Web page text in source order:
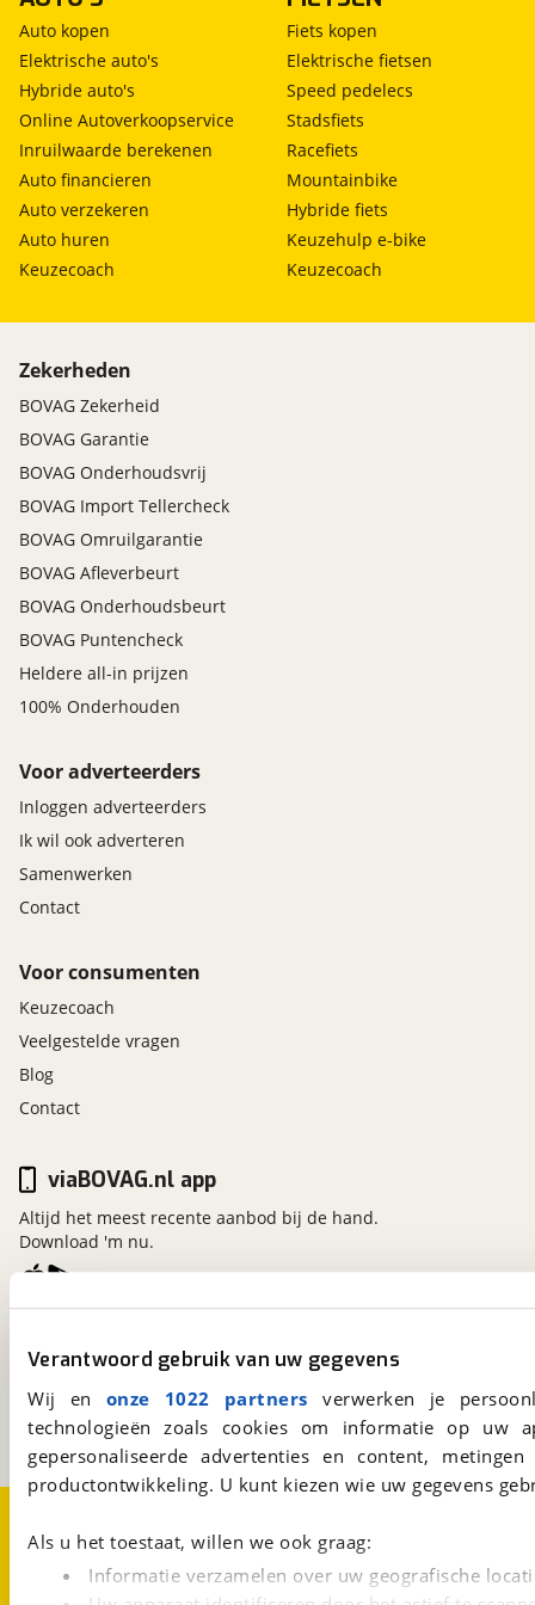
Verantwoord gebruik van uw gegevens
Wij en onze 1022 partners verwerken je
technologieën zoals cookies om informatie op
gepersonaliseerde advertenties en content,
productontwikkeling. U kunt kiezen wie uw gegevens
Als u het toestaat, willen we ook graag:
Informatie verzamelen over uw geografische
Auto kopen
Elektrische auto's
Hybride auto's
Online Autoverkoopservice
Inruilwaarde berekenen
Auto financieren
Auto verzekeren
Auto huren
Keuzecoach
Fiets kopen
Elektrische fietsen
Speed pedelecs
Stadsfiets
Racefiets
Mountainbike
Hybride fiets
Keuzehulp e-bike
Keuzecoach
Zekerheden
BOVAG Zekerheid
BOVAG Garantie
BOVAG Onderhoudsvrij
BOVAG Import Tellercheck
BOVAG Omruilgarantie
BOVAG Afleverbeurt
BOVAG Onderhoudsbeurt
BOVAG Puntencheck
Heldere all-in prijzen
100% Onderhouden
Voor adverteerders
Inloggen adverteerders
Ik wil ook adverteren
Samenwerken
Contact
Voor consumenten
Keuzecoach
Veelgestelde vragen
Blog
Contact
Kosterijland15
Een initiatief van
BOVAG
viaBOVAG.nl app
Altijd het meest recente aanbod bij de hand.
Download 'm nu.
CookievoorkeurenVacatures